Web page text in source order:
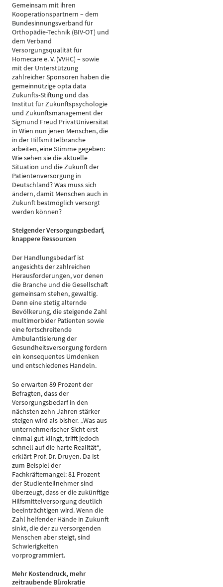
Gemeinsam mit ihren
Kooperationspartnern – dem
Bundesinnungsverband für
Orthopädie-Technik (BIV-OT) und
dem Verband
Versorgungsqualität für
Homecare e. V. (VVHC) – sowie
mit der Unterstützung
zahlreicher Sponsoren haben die
gemeinnützige opta data
Zukunfts-Stiftung und das
Institut für Zukunftspsychologie
und Zukunftsmanagement der
Sigmund Freud PrivatUniversität
in Wien nun jenen Menschen, die
in der Hilfsmittelbranche
arbeiten, eine Stimme gegeben:
Wie sehen sie die aktuelle
Situation und die Zukunft der
Patientenversorgung in
Deutschland? Was muss sich
ändern, damit Menschen auch in
Zukunft bestmöglich versorgt
werden können?
Steigender Versorgungsbedarf,
knappere Ressourcen
Der Handlungsbedarf ist
angesichts der zahlreichen
Herausforderungen, vor denen
die Branche und die Gesellschaft
gemeinsam stehen, gewaltig.
Denn eine stetig alternde
Bevölkerung, die steigende Zahl
multimorbider Patienten sowie
eine fortschreitende
Ambulantisierung der
Gesundheitsversorgung fordern
ein konsequentes Umdenken
und entschiedenes Handeln.
So erwarten 89 Prozent der
Befragten, dass der
Versorgungsbedarf in den
nächsten zehn Jahren stärker
steigen wird als bisher. „Was aus
unternehmerischer Sicht erst
einmal gut klingt, trifft jedoch
schnell auf die harte Realität“,
erklärt Prof. Dr. Druyen. Da ist
zum Beispiel der
Fachkräftemangel: 81 Prozent
der Studienteilnehmer sind
überzeugt, dass er die zukünftige
Hilfsmittelversorgung deutlich
beeinträchtigen wird. Wenn die
Zahl helfender Hände in Zukunft
sinkt, die der zu versorgenden
Menschen aber steigt, sind
Schwierigkeiten
vorprogrammiert.
Mehr Kostendruck, mehr
zeitraubende Bürokratie